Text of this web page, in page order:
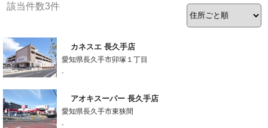
該当件数3件
カネスエ 長久手店
愛知県長久手市卯塚１丁目
-
アオキスーパー 長久手店
愛知県長久手市東狭間
-